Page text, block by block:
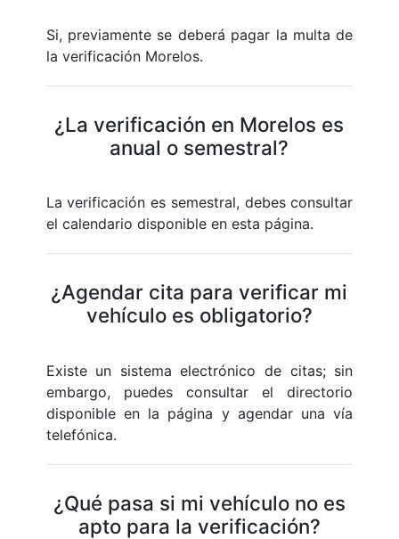
Si, previamente se deberá pagar la multa de
la verificación Morelos.
¿La verificación en Morelos es
anual o semestral?
La verificación es semestral, debes consultar
el calendario disponible en esta página.
¿Agendar cita para verificar mi
vehículo es obligatorio?
Existe un sistema electrónico de citas; sin
embargo, puedes consultar el directorio
disponible en la página y agendar una vía
telefónica.
¿Qué pasa si mi vehículo no es
apto para la verificación?